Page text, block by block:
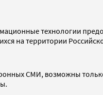
технологии
на территории
СМИ, возможны